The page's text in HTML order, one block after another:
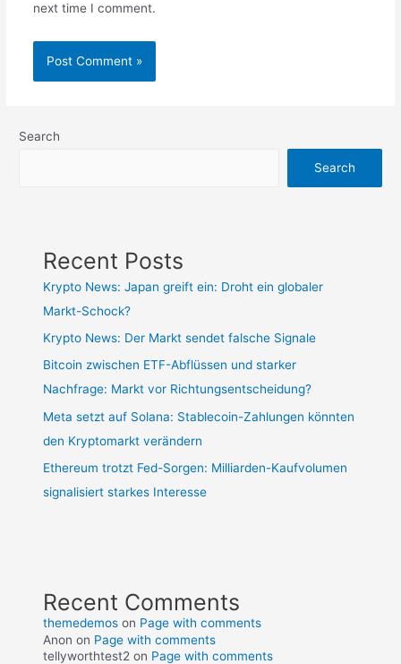
next time I comment.
Search
Search
Recent Posts
Krypto News: Japan greift ein: Droht ein globaler
Markt-Schock?
Krypto News: Der Markt sendet falsche Signale
Bitcoin zwischen ETF-Abflüssen und starker
Nachfrage: Markt vor Richtungsentscheidung?
Meta setzt auf Solana: Stablecoin-Zahlungen könnten
den Kryptomarkt verändern
Ethereum trotzt Fed-Sorgen: Milliarden-Kaufvolumen
signalisiert starkes Interesse
Recent Comments
themedemos on Page with comments
Anon on Page with comments
tellyworthtest2 on Page with comments